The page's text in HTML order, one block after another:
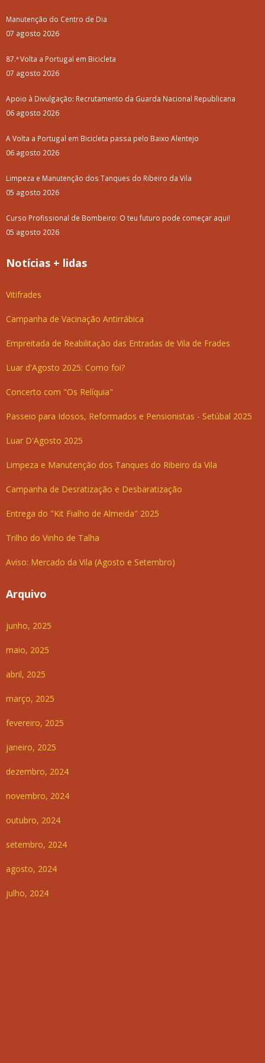
Manutenção do Centro de Dia
07 agosto 2026
87.ª Volta a Portugal em Bicicleta
07 agosto 2026
Apoio à Divulgação: Recrutamento da Guarda Nacional Republicana
06 agosto 2026
A Volta a Portugal em Bicicleta passa pelo Baixo Alentejo
06 agosto 2026
Limpeza e Manutenção dos Tanques do Ribeiro da Vila
05 agosto 2026
Curso Profissional de Bombeiro: O teu futuro pode começar aqui!
05 agosto 2026
Notícias + lidas
Vitifrades
Campanha de Vacinação Antirrábica
Empreitada de Reabilitação das Entradas de Vila de Frades
Luar d'Agosto 2025: Como foi?
Concerto com "Os Relíquia"
Passeio para Idosos, Reformados e Pensionistas - Setúbal 2025
Luar D'Agosto 2025
Limpeza e Manutenção dos Tanques do Ribeiro da Vila
Campanha de Desratização e Desbaratização
Entrega do "Kit Fialho de Almeida" 2025
Trilho do Vinho de Talha
Aviso: Mercado da Vila (Agosto e Setembro)
Arquivo
junho, 2025
maio, 2025
abril, 2025
março, 2025
fevereiro, 2025
janeiro, 2025
dezembro, 2024
novembro, 2024
outubro, 2024
setembro, 2024
agosto, 2024
julho, 2024